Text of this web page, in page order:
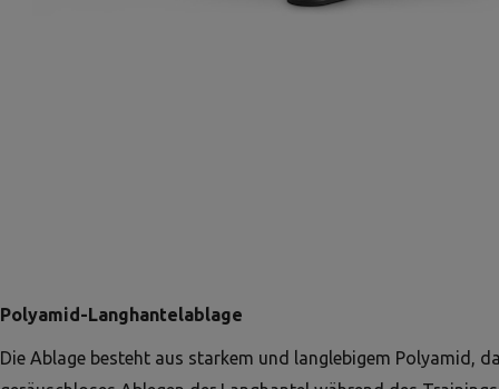
Polyamid-Langhantelablage
Die Ablage besteht aus starkem und langlebigem Polyamid,